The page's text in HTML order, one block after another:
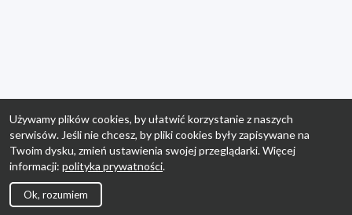
Używamy plików cookies, by ułatwić korzystanie z naszych
serwisów. Jeśli nie chcesz, by pliki cookies były zapisywane na
Twoim dysku, zmień ustawienia swojej przeglądarki. Więcej
informacji: polityka prywatności.
Ok, rozumiem